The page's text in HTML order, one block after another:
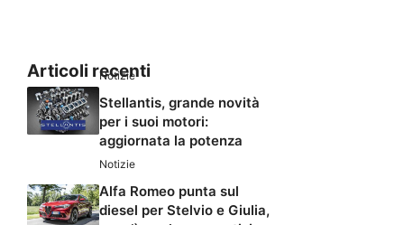
Articoli recenti
Notizie
Stellantis, grande novità
per i suoi motori:
aggiornata la potenza
Notizie
Alfa Romeo punta sul
diesel per Stelvio e Giulia,